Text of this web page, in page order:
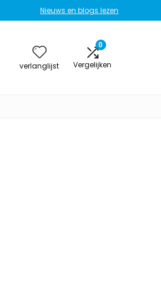
Nieuws en blogs lezen
verlanglijst
0
Vergelijken